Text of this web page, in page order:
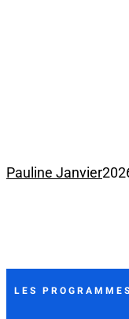
Pauline Janvier
LES